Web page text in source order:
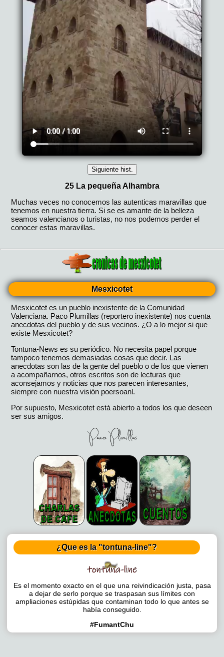
Mesxicotet
Mesxicotet es un pueblo inexistente de la Comunidad
Valenciana. Paco Plumillas (reportero inexistente) nos cuenta
anecdotas del pueblo y de sus vecinos. ¿O a lo mejor si que
existe Mesxicotet?
Tontuna-News es su periódico. No necesita papel porque
tampoco tenemos demasiadas cosas que decir. Las
anecdotas son las de la gente del pueblo o de los que vienen
a acompañarnos, otros escritos son de lecturas que
aconsejamos y noticias que nos parecen interesantes,
siempre con nuestra visión poersoanl.
Por supuesto, Mesxicotet está abierto a todos los que deseen
ser sus amigos.
¿Que es la "tontuna-line"?
Es el momento exacto en el que una reivindicación justa, pasa
a dejar de serlo porque se traspasan sus límites con
ampliaciones estúpidas que contaminan todo lo que antes se
había conseguido.
#FumantChu